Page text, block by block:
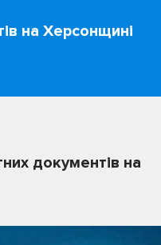
на Херсонщині
документів на